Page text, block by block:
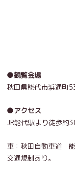
●観覧会場
秋田県能代市浜通町
●アクセス
JR能代駅より徒歩約
車：秋田自動車道
交通規制あり。